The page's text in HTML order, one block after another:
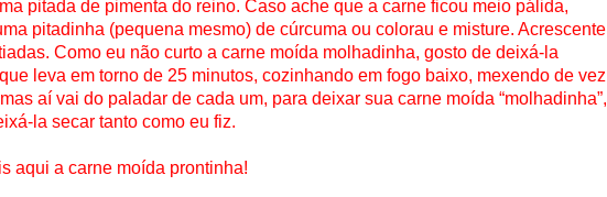
pitada de pimenta do reino. Caso ache que a carne ficou meio pálida,
pitadinha (pequena mesmo) de cúrcuma ou colorau e misture. Acrescente
Como eu não curto a carne moída molhadinha, gosto de deixá-la
leva em torno de 25 minutos, cozinhando em fogo baixo, mexendo de vez
aí vai do paladar de cada um, para deixar sua carne moída “molhadinha”,
la secar tanto como eu fiz.
aqui a carne moída prontinha!